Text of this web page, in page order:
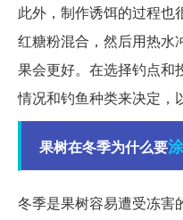
此外，制作诱饵的过程也
红糖粉混合，然后用热水
果会更好。在选择钓点和
情况和钓鱼种类来决定，
果树在冬季为什么要
冬季是果树容易遭受冻害